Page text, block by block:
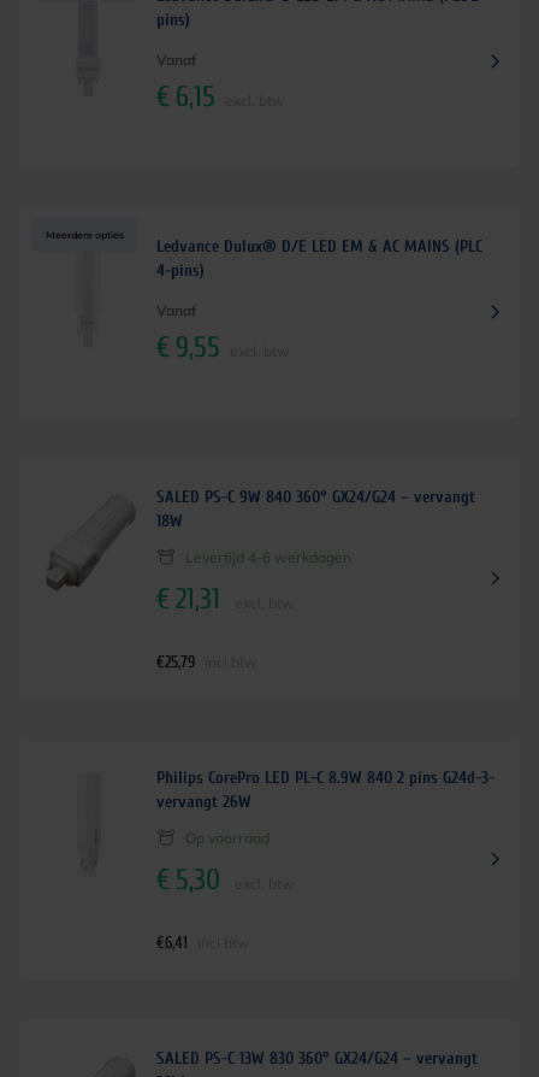
pins)
Vanaf
€ 6,15
Meerdere opties
Ledvance Dulux® D/E LED EM & AC MAINS (PLC
4-pins)
Vanaf
€ 9,55
SALED PS-C 9W 840 360° GX24/G24 – vervangt
18W
Levertijd 4-6 werkdagen
€21,31
€25,79
Philips CorePro LED PL-C 8.9W 840 2 pins G24d-3-
vervangt 26W
Op voorraad
€ 5,30
€6,41
SALED PS-C 13W 830 360° GX24/G24 – vervangt